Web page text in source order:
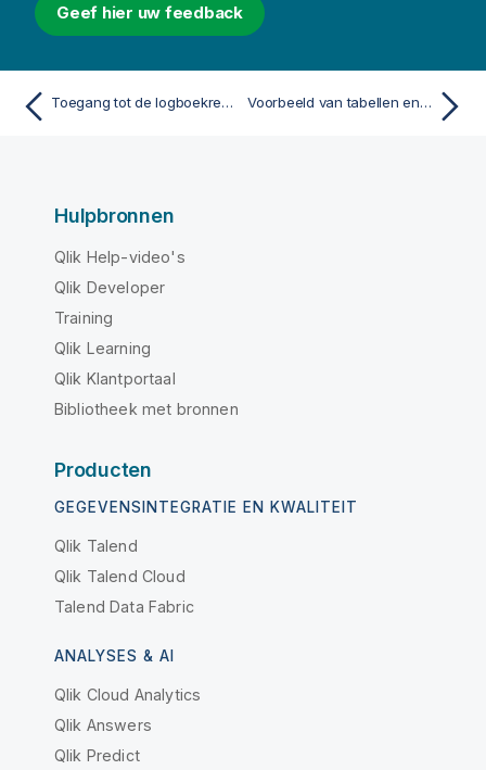
Geef hier uw feedback
Toegang tot de logboekregistratieDirect Discovery Voorbeeld van tabellen en velden in de gegevensmodelviewer
Hulpbronnen
Qlik Help-video's
Qlik Developer
Training
Qlik Learning
Qlik Klantportaal
Bibliotheek met bronnen
Producten
GEGEVENSINTEGRATIE EN KWALITEIT
Qlik Talend
Qlik Talend Cloud
Talend Data Fabric
ANALYSES & AI
Qlik Cloud Analytics
Qlik Answers
Qlik Predict